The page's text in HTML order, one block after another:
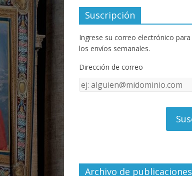
e
b
o
o
k
itt
er
u
T
u
e
C
Suscripción
Ingrese su correo electrónico para
los envíos semanales.
Dirección de correo
Dirección
Archivo de publicaciones